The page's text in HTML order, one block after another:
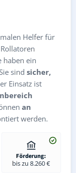
Helfer für
haben ein
sind sicher,
Einsatz ist
an
werden.
Förderung:
bis zu 8.260 €